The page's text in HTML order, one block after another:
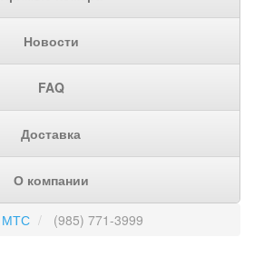
Новости
FAQ
Доставка
О компании
МТС (985) 771-3999